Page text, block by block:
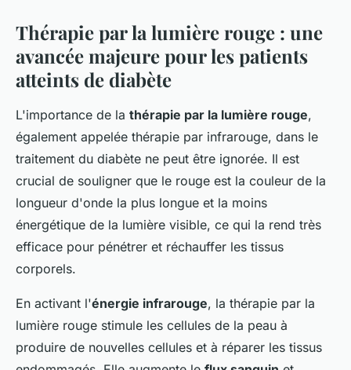
Thérapie par la lumière rouge : une
avancée majeure pour les patients
atteints de diabète
L'importance de la thérapie par la lumière rouge,
également appelée thérapie par infrarouge, dans le
traitement du diabète ne peut être ignorée. Il est
crucial de souligner que le rouge est la couleur de la
longueur d'onde la plus longue et la moins
énergétique de la lumière visible, ce qui la rend très
efficace pour pénétrer et réchauffer les tissus
corporels.
En activant l'énergie infrarouge, la thérapie par la
lumière rouge stimule les cellules de la peau à
produire de nouvelles cellules et à réparer les tissus